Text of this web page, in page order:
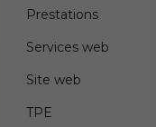
Prestations
Services web
Site web
TPE